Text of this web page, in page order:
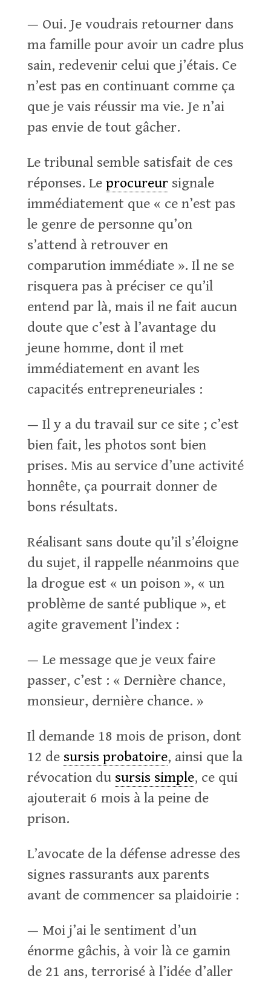
— Oui. Je voudrais retourner dans
ma famille pour avoir un cadre plus
sain, redevenir celui que j’étais. Ce
n’est pas en continuant comme ça
que je vais réussir ma vie. Je n’ai
pas envie de tout gâcher.
Le tribunal semble satisfait de ces
réponses. Le procureursignale
immédiatement que « ce n’est pas
le genre de personne qu’on
s’attend à retrouver en
comparution immédiate ». Il ne se
risquera pas à préciser ce qu’il
entend par là, mais il ne fait aucun
doute que c’est à l’avantage du
jeune homme, dont il met
immédiatement en avant les
capacités entrepreneuriales :
— Il y a du travail sur ce site ; c’est
bien fait, les photos sont bien
prises. Mis au service d’une activité
honnête, ça pourrait donner de
bons résultats.
Réalisant sans doute qu’il s’éloigne
du sujet, il rappelle néanmoins que
la drogue est « un poison », « un
problème de santé publique », et
agite gravement l’index :
— Le message que je veux faire
passer, c’est : « Dernière chance,
monsieur, dernière chance. »
Il demande 18 mois de prison, dont
12 de sursis probatoire, ainsi que la
révocation du sursis simple, ce qui
ajouterait 6 mois à la peine de
prison.
L’avocate de la défense adresse des
signes rassurants aux parents
avant de commencer sa plaidoirie :
— Moi j’ai le sentiment d’un
énorme gâchis, à voir là ce gamin
de 21 ans, terrorisé à l’idée d’aller